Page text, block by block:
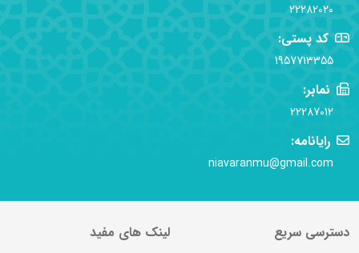
22282020
کد پستی:
1957713355
نمابر:
22287012
رایانامه:
niavaranmu@gmail.com
دسترسی سریع لینک های مفید